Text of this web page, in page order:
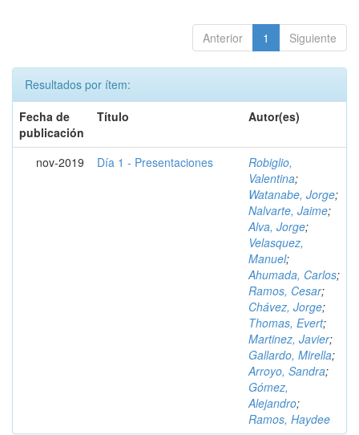
Anterior 1 Siguiente
Resultados por ítem:
Fecha de
publicación
Título Autor(es)
nov-2019 Día 1 - Presentaciones
Robiglio,
Valentina;
Watanabe, Jorge;
Nalvarte, Jaime;
Alva, Jorge;
Velasquez,
Manuel;
Ahumada, Carlos;
Ramos, Cesar;
Chávez, Jorge;
Thomas, Evert;
Martinez, Javier;
Gallardo, Mirella;
Arroyo, Sandra;
Gómez,
Alejandro;
Ramos, Haydee